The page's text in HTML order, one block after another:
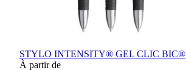
STYLO INTENSITY® GEL CLIC BIC®
À partir de